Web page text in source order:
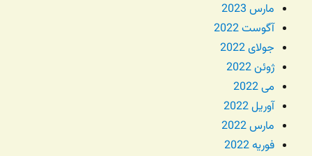
مارس 2023
آگوست 2022
جولای 2022
ژوئن 2022
می 2022
آوریل 2022
مارس 2022
فوریه 2022